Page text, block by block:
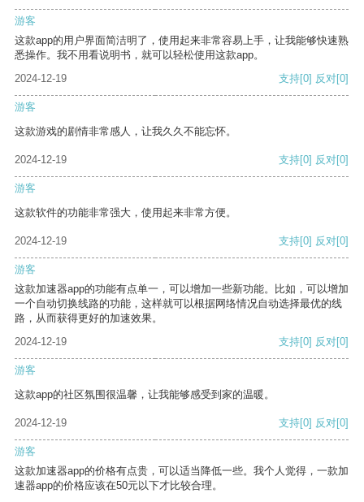
游客
这款app的用户界面简洁明了，使用起来非常容易上手，让我能够快速熟
悉操作。我不用看说明书，就可以轻松使用这款app。
2024-12-19
支持[0] 反对[0]
游客
这款游戏的剧情非常感人，让我久久不能忘怀。
2024-12-19 支持[0] 反对[0]
游客
这款软件的功能非常强大，使用起来非常方便。
2024-12-19 支持[0] 反对[0]
游客
这款加速器app的功能有点单一，可以增加一些新功能。比如，可以增加
一个自动切换线路的功能，这样就可以根据网络情况自动选择最优的线
路，从而获得更好的加速效果。
2024-12-19
支持[0] 反对[0]
游客
这款app的社区氛围很温馨，让我能够感受到家的温暖。
2024-12-19 支持[0] 反对[0]
游客
这款加速器app的价格有点贵，可以适当降低一些。我个人觉得，一款加
速器app的价格应该在50元以下才比较合理。